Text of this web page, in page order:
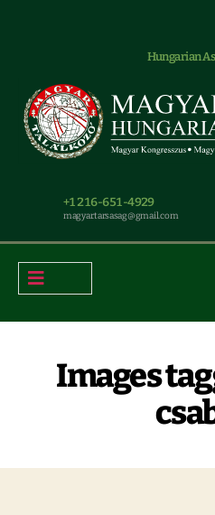
Hungarian
+1 216-651-4929
magyar.tarsasag@gmail.com
Images